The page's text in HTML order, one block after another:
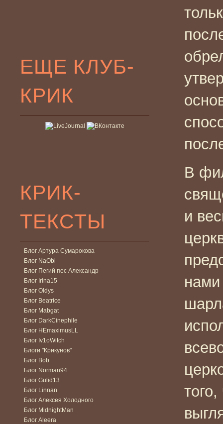
ЕЩЕ КЛУБ-
КРИК
КРИК-
ТЕКСТЫ
Блог Артура Сумарокова
Блог NaObi
Блог Пегий пес Александр
Блог Irina15
Блог Oldys
Блог Beatrice
Блог Mabgat
Блог DarkCinephile
Блог HEmaximusLL
Блог Iv1oWitch
Блоги "Крикунов"
Блог Bob
Блог Norman94
Блог Gulid13
Блог Linnan
Блог Алексея Холодного
Блог MidnightMan
Блог Aleera
В
и